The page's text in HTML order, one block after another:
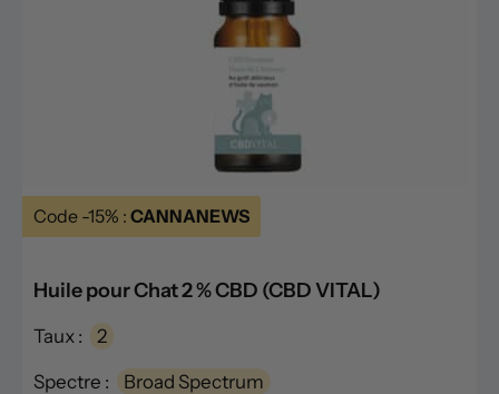
Code -15% : CANNANEWS
Huile pour Chat 2 % CBD (CBD VITAL)
Taux : 2
Spectre : Broad Spectrum